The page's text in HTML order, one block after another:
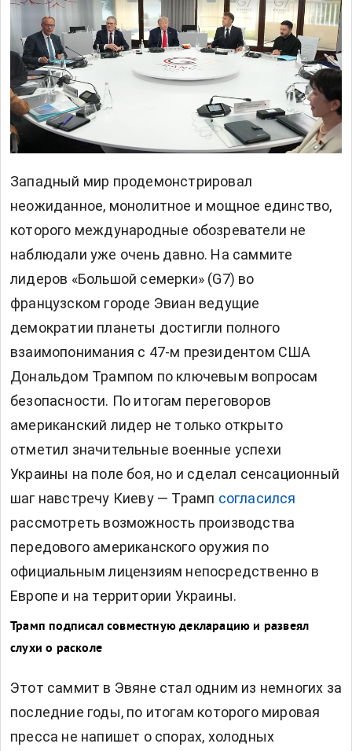
Западный мир продемонстрировал
неожиданное, монолитное и мощное единство,
которого международные обозреватели не
наблюдали уже очень давно. На саммите
лидеров «Большой семерки» (G7) во
французском городе Эвиан ведущие
демократии планеты достигли полного
взаимопонимания с 47-м президентом США
Дональдом Трампом по ключевым вопросам
безопасности. По итогам переговоров
американский лидер не только открыто
отметил значительные военные успехи
Украины на поле боя, но и сделал сенсационный
шаг навстречу Киеву — Трамп согласился
рассмотреть возможность производства
передового американского оружия по
официальным лицензиям непосредственно в
Европе и на территории Украины.
Трамп подписал совместную декларацию и развеял
слухи о расколе
Этот саммит в Эвяне стал одним из немногих за
последние годы, по итогам которого мировая
пресса не напишет о спорах, холодных